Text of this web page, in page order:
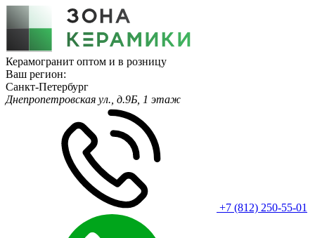
Керамогранит оптом и в розницу
Ваш регион:
Санкт-Петербург
Днепропетровская ул., д.9Б, 1 этаж
+7 (812) 250-55-01